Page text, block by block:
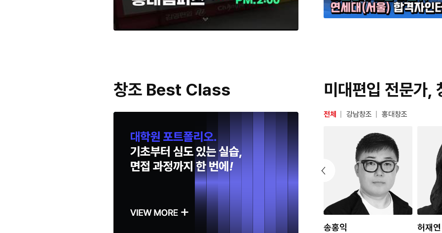
창조 Best Class 미대편입 전문가,
전체 강남창조 홍대창조
허재연 박서연
이
이
드